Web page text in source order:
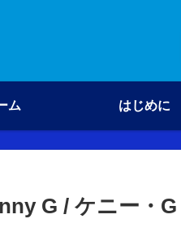
ム はじめに
G / ケニー・G